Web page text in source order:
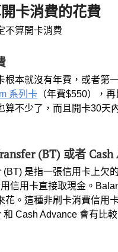
卡消費的花費
不算開卡消費
根本就沒有年費，或者第
系列卡 （年費$550），再
算不少了，而且開卡30天
(BT) 或者
(BT) 是指一張信用卡上欠
信用卡直接取現金。
花。這種非刷卡消費信用
和 Cash Advance 會有比